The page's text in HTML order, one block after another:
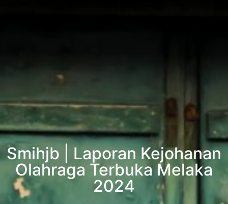
Smihjb | Laporan Kejohanan
Olahraga Terbuka Melaka
2024